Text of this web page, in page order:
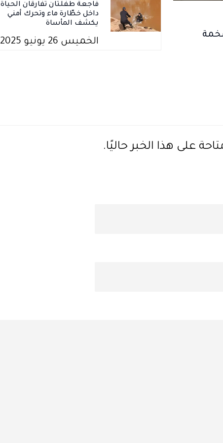
فاجعة طفلتان تفارقان الحياة
داخل خطّارة ماء وتحرك أمني
يكشف المأساة
الخميس 26 يونيو 2025
على هذا الخبر حاليًا.